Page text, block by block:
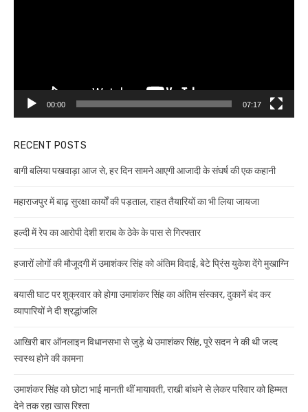
00:00 07:17
RECENT POSTS
बागी बलिया पखवाड़ा आज से, हर दिन सामने आएगी आजादी के संघर्ष की एक कहानी
महाराजपुर में बाढ़ सुरक्षा कार्यों की पड़ताल, राहत तैयारियों का भी लिया जायजा
हल्दी में रेप का आरोपी देशी शराब के ठेके के पास से गिरफ्तार
हजारों लोगों की मौजूदगी में उमाशंकर सिंह को अंतिम विदाई, बेटे प्रिंस युकेश देंगे मुखाग्नि
बयासी घाट पर शुक्रवार को होगा उमाशंकर सिंह का अंतिम संस्कार, दुकानें बंद कर
व्यापारियों ने दी श्रद्धांजलि
आखिरी बार ऑनलाइन विधानसभा से जुड़े थे उमाशंकर सिंह, पूरे सदन ने की थी जल्द
स्वस्थ होने की कामना
उमाशंकर सिंह को छोटा भाई मानती थीं मायावती, राखी बांधने से लेकर परिवार को हिम्मत
देने तक रहा खास रिश्ता